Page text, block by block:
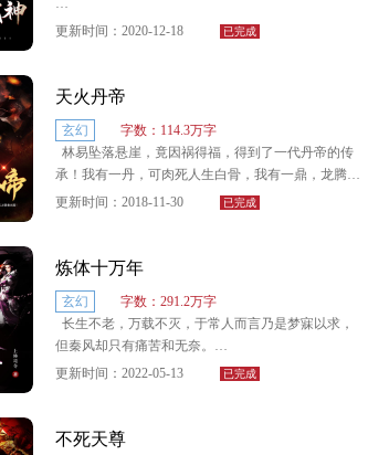
怪，夺宝把妹，看老子怎么玩转这片大陆！
不死不灭，唯我独尊！
http://www.shuhai.com/book/90444.htm
更新时间：2020-12-18 已完成
天火丹帝
玄幻
字数：114.3万字
林易坠落悬崖，竟因祸得福，得到了一代丹帝的传
承！我有一丹，可肉死人生白骨，我有一鼎，龙腾九
天焚星辰。以丹入道，万物皆可为药，炼它乾坤日
更新时间：2018-11-30 已完成
炼体十万年
玄幻
字数：291.2万字
长生不老，万载不灭，于常人而言乃是梦寐以求，
但秦风却只有痛苦和无奈。
“我是武徒，但莫惹我，否则一拳送你上西天，管你
更新时间：2022-05-13 已完成
不死天尊